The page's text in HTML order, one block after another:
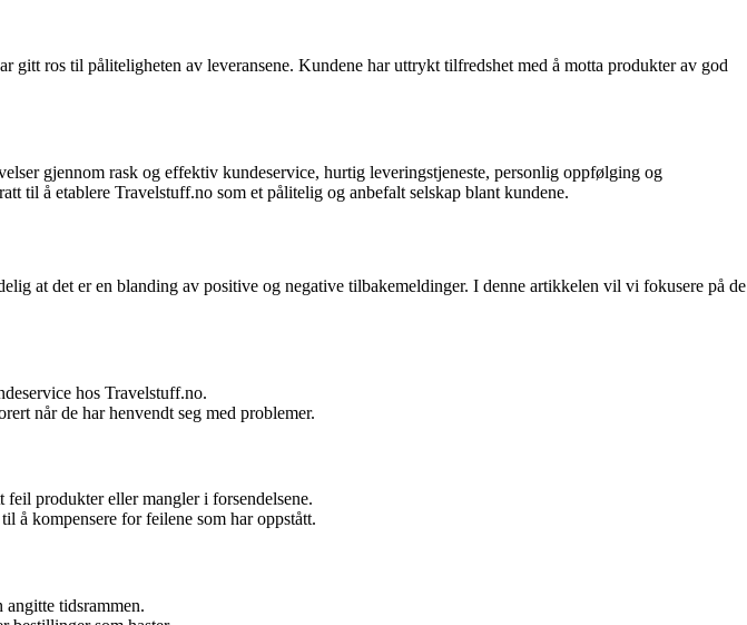
ros til påliteligheten av leveransene. Kundene har uttrykt tilfredshet med å motta produkter av god
gjennom rask og effektiv kundeservice, hurtig leveringstjeneste, personlig oppfølging og
til å etablere Travelstuff.no som et pålitelig og anbefalt selskap blant kundene.
at det er en blanding av positive og negative tilbakemeldinger. I denne artikkelen vil vi fokusere på de
hos Travelstuff.no.
når de har henvendt seg med problemer.
produkter eller mangler i forsendelsene.
å kompensere for feilene som har oppstått.
tidsrammen.